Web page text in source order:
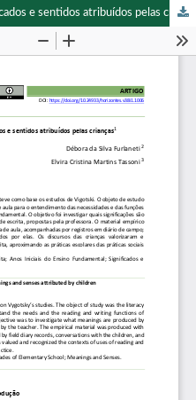
Leitura e escrita na escola: significados e sentidos atribuídos pelas crianças